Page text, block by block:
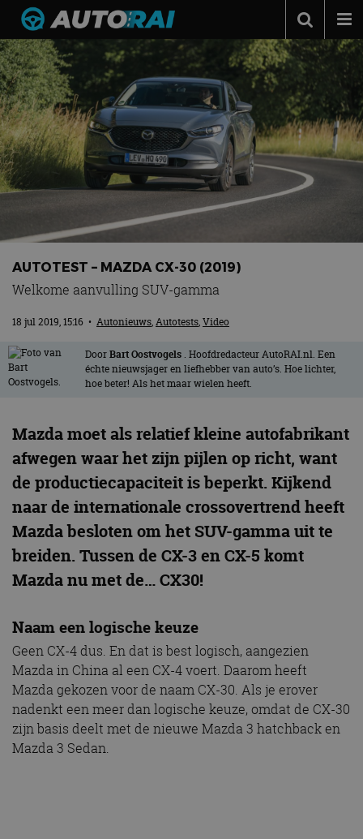
Autonieuws
Podcast
Autotests
Automerken
Adverteren
Contact
MotorRAI.nl
AUTOTEST – MAZDA CX-30 (2019)
Welkome aanvulling SUV-gamma
18 jul 2019, 15:16 • Autonieuws,Autotests,Video
DoorBart Oostvogels . Hoofdredacteur AutoRAI.nl. Een
échte nieuwsjager en liefhebber van auto’s. Hoe lichter,
hoe beter! Als het maar wielen heeft.
Mazda moet als relatief kleine autofabrikant
afwegen waar het zijn pijlen op richt, want
de productiecapaciteit is beperkt. Kijkend
naar de internationale crossovertrend heeft
Mazda besloten om het SUV-gamma uit te
breiden. Tussen de CX-3 en CX-5 komt
Mazda nu met de… CX30!
Naam een logische keuze
Geen CX-4 dus. En dat is best logisch, aangezien
Mazda in China al een CX-4 voert. Daarom heeft
Mazda gekozen voor de naam CX-30. Als je erover
nadenkt een meer dan logische keuze, omdat de CX-30
zijn basis deelt met de nieuwe Mazda 3 hatchback en
Mazda 3 Sedan.